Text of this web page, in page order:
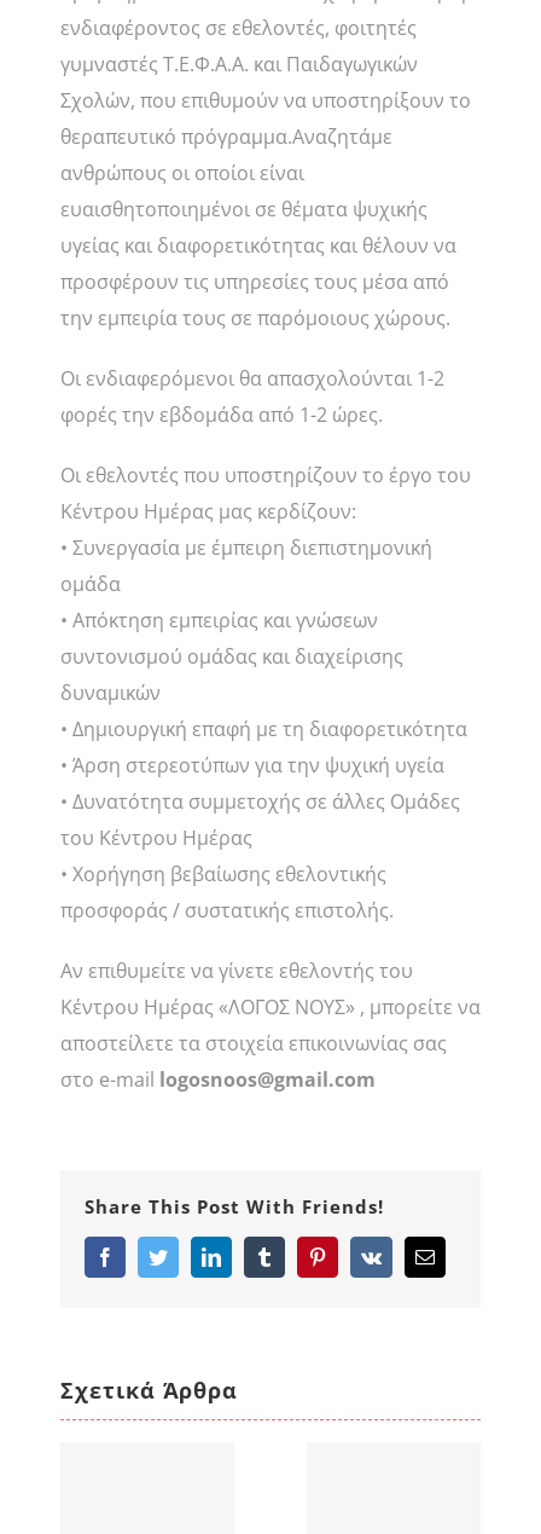
ενδιαφέροντος σε εθελοντές, φοιτητές
γυμναστές Τ.Ε.Φ.Α.Α. και Παιδαγωγικών
Σχολών, που επιθυμούν να υποστηρίξουν το
θεραπευτικό πρόγραμμα.Αναζητάμε
ανθρώπους οι οποίοι είναι
ευαισθητοποιημένοι σε θέματα ψυχικής
υγείας και διαφορετικότητας και θέλουν να
προσφέρουν τις υπηρεσίες τους μέσα από
την εμπειρία τους σε παρόμοιους χώρους.
Οι ενδιαφερόμενοι θα απασχολούνται 1-2
φορές την εβδομάδα από 1-2 ώρες.
Οι εθελοντές που υποστηρίζουν το έργο του
Κέντρου Ημέρας μας κερδίζουν:
• Συνεργασία με έμπειρη διεπιστημονική
ομάδα
• Απόκτηση εμπειρίας και γνώσεων
συντονισμού ομάδας και διαχείρισης
δυναμικών
• Δημιουργική επαφή με τη διαφορετικότητα
• Άρση στερεοτύπων για την ψυχική υγεία
• Δυνατότητα συμμετοχής σε άλλες Ομάδες
του Κέντρου Ημέρας
• Χορήγηση βεβαίωσης εθελοντικής
προσφοράς / συστατικής επιστολής.
Αν επιθυμείτε να γίνετε εθελοντής του
Κέντρου Ημέρας «ΛΟΓΟΣ ΝΟΥΣ» , μπορείτε να
αποστείλετε τα στοιχεία επικοινωνίας σας
στο e-mail logosnoos@gmail.com
Share This Post With Friends!
FacebookTwitterLinkedInTumblr PinterestVk Email
Σχετικά Άρθρα